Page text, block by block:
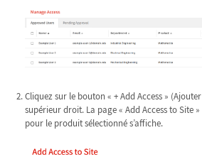
Cliquez sur le bouton « + Add Access »
supérieur droit. La page « Add Access to Site
pour le produit sélectionné s’affiche.